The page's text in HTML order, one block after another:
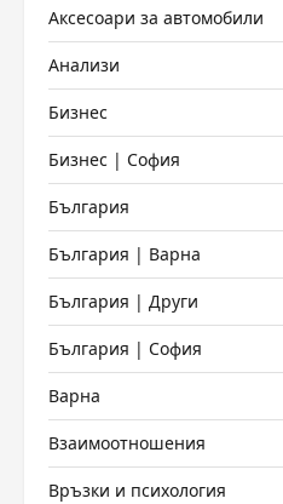
Аксесоари за автомобили
Анализи
Бизнес
Бизнес | София
България
България | Варна
България | Други
България | София
Варна
Взаимоотношения
Връзки и психология